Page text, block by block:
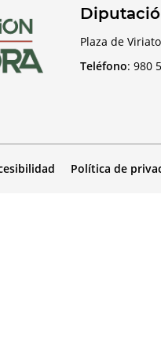
Plaza de
Teléfono: 980
Política de